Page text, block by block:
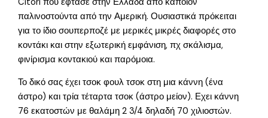
παλινοστούντα από την Αμερική. Ουσιαστικά πρόκειται
για το ίδιο σουπερποζέ με μερικές μικρές διαφορές στο
κοντάκι και στην εξωτερική εμφάνιση, πχ σκάλισμα,
φινίρισμα κοντακιού και παρόμοια.
Το δικό σας έχει τσοκ φουλ τσοκ στη μια κάννη (ένα
άστρο) και τρία τέταρτα τσοκ (άστρο μείον). Εχει κάννη
76 εκατοστών με θαλάμη 2 3/4 δηλαδή 70 χιλιοστών.